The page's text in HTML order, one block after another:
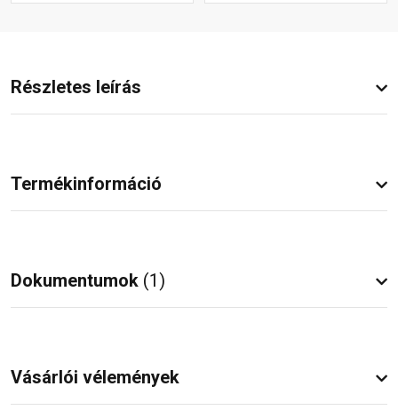
Részletes leírás
Termékinformáció
Dokumentumok (1)
Vásárlói vélemények